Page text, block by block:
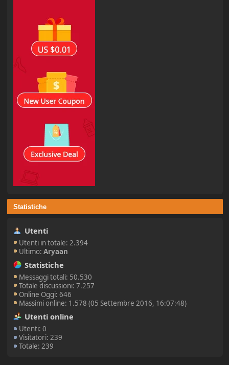
Statistiche
Utenti
Utenti in totale: 2.394
Ultimo:Aryaan
Statistiche
Messaggi totali: 50.530
Totale discussioni: 7.257
Online Oggi: 646
Massimi online: 1.578 (05 Settembre 2016, 16:07:48)
Utenti online
Utenti: 0
Visitatori: 239
Totale: 239